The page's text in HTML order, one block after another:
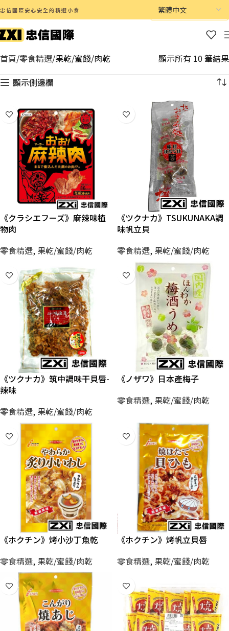
忠信國際安心安全的精選小食
首頁 零食精選 果乾/蜜餞/肉乾
顯示所有 10 筆結果
顯示側邊欄
《クラシエフーズ》麻辣味植
物肉
零食精選, 果乾/蜜餞/肉乾
《ツクナカ》TSUKUNAKA調
味帆立貝
零食精選, 果乾/蜜餞/肉乾
《ツクナカ》筑中調味干貝唇-
辣味
零食精選, 果乾/蜜餞/肉乾
《ノザワ》日本產梅子
零食精選, 果乾/蜜餞/肉乾
《ホクチン》烤小沙丁魚乾
零食精選, 果乾/蜜餞/肉乾
《ホクチン》烤帆立貝唇
零食精選, 果乾/蜜餞/肉乾